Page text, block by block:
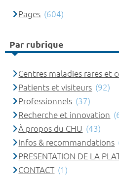
Pages (604)
Par rubrique
Centres maladies rares et
Patients et visiteurs (92)
Professionnels (37)
Recherche et innovation
À propos du CHU (43)
Infos & recommandations
PRESENTATION DE LA
CONTACT (1)